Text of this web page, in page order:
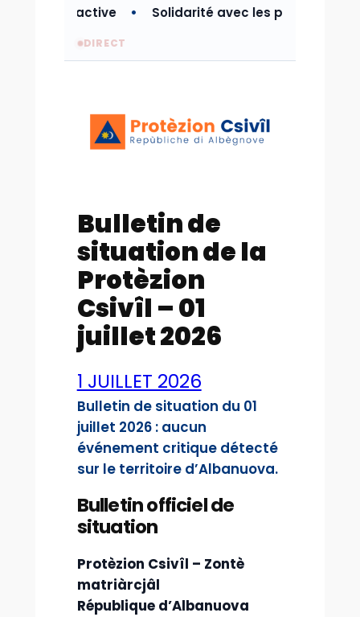
phase active Solidarité avec les populations
DIRECT
Bulletin de
situation de la
Protèzion
Csivîl – 01
juillet 2026
1 JUILLET 2026
Bulletin de situation du 01
juillet 2026 : aucun
événement critique détecté
sur le territoire d’Albanuova.
Bulletin officiel de
situation
Protèzion Csivîl – Zontè
matriàrcjâl
République d’Albanuova